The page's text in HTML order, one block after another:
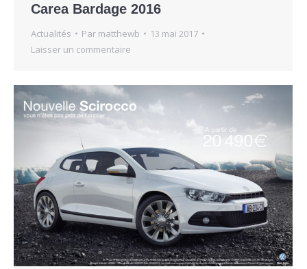
Carea Bardage 2016
Actualités Par matthewb
13 mai 2017
Laisser un commentaire